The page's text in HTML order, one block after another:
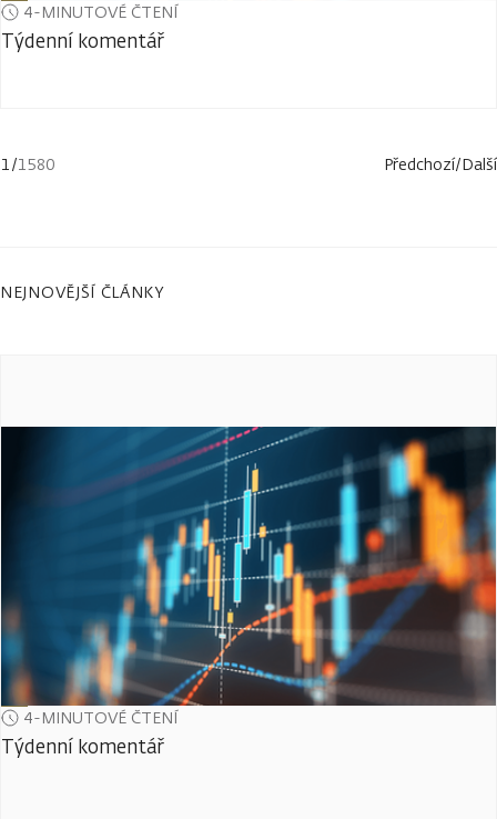
4-MINUTOVÉ ČTENÍ
Týdenní komentář
1/1580 Předchozí/Další
NEJNOVĚJŠÍ ČLÁNKY
4-MINUTOVÉ ČTENÍ
Týdenní komentář